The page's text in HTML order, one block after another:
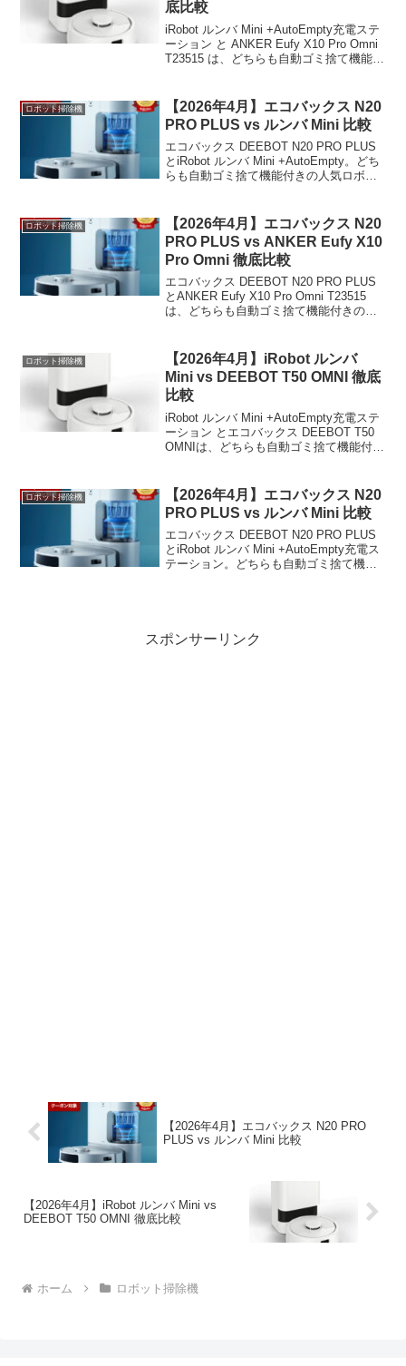
底比較
iRobot ルンバ Mini +AutoEmpty充電ステ
ーション と ANKER Eufy X10 Pro Omni
T23515 は、どちらも自動ゴミ捨て機能付
目...
ロボット掃除機
【2026年4月】エコバックス N20
PRO PLUS vs ルンバ Mini 比較
エコバックス DEEBOT N20 PRO PLUS
とiRobot ルンバ Mini +AutoEmpty。どち
らも自動ゴミ捨て機能付きの人気ロボッ
比較し、あなたに最...
ロボット掃除機
【2026年4月】エコバックス N20
PRO PLUS vs ANKER Eufy X10
Pro Omni 徹底比較
エコバックス DEEBOT N20 PRO PLUS
とANKER Eufy X10 Pro Omni T23515
は、どちらも自動ゴミ捨て機能付きの高
大きく異なり...
ロボット掃除機
【2026年4月】iRobot ルンバ
Mini vs DEEBOT T50 OMNI 徹底
比較
iRobot ルンバ Mini +AutoEmpty充電ステ
ーション とエコバックス DEEBOT T50
OMNIは、どちらも自動ゴミ捨て機能付き
し、あなたに最適な1...
ロボット掃除機
【2026年4月】エコバックス N20
PRO PLUS vs ルンバ Mini 比較
エコバックス DEEBOT N20 PRO PLUS
とiRobot ルンバ Mini +AutoEmpty充電ス
テーション。どちらも自動ゴミ捨て機能
スポンサーリンク
【2026年4月】エコバックス N20 PRO
PLUS vs ルンバ Mini 比較
【2026年4月】iRobot ルンバ Mini vs
DEEBOT T50 OMNI 徹底比較
ホーム ロボット掃除機